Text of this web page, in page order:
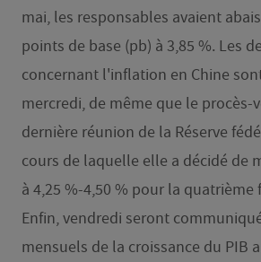
mai, les responsables avaient
points de base (pb) à 3,85 %. Les
concernant l'inflation en Chine
mercredi, de même que le procès-
dernière réunion de la Réserve
cours de laquelle elle a décidé de
à 4,25 %-4,50 % pour la quatrième
Enfin, vendredi seront
mensuels de la croissance du PIB